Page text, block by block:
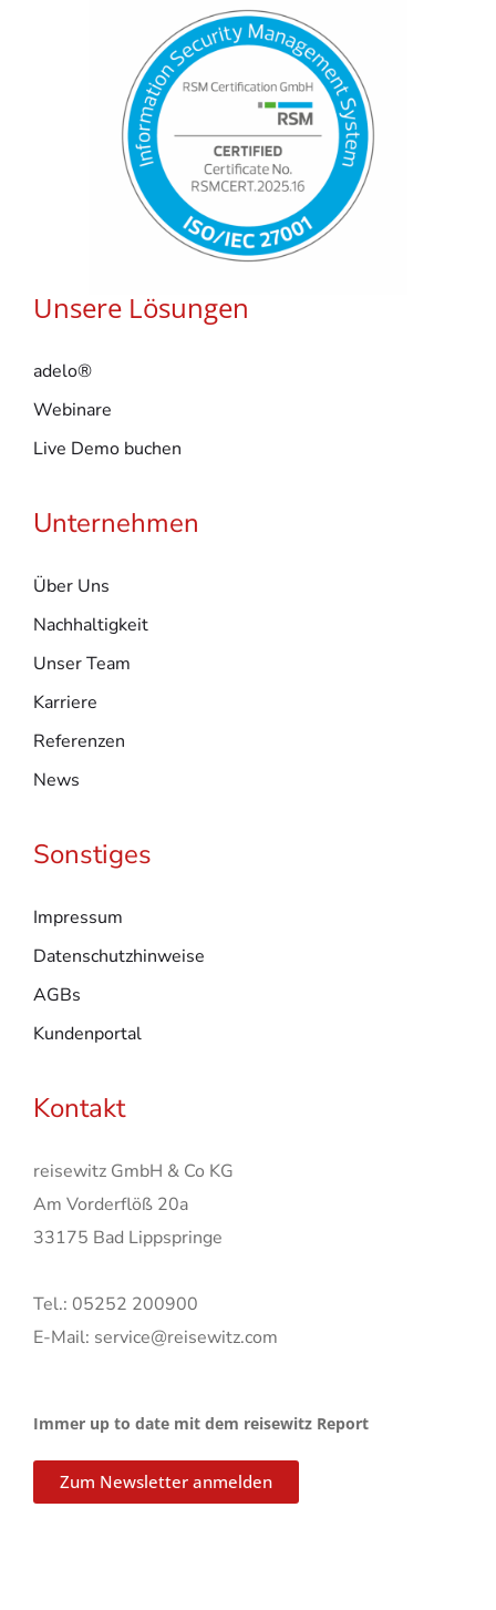
Unsere Lösungen
adelo®
Webinare
Live Demo buchen
Unternehmen
Über Uns
Nachhaltigkeit
Unser Team
Karriere
Referenzen
News
Sonstiges
Impressum
Datenschutzhinweise
AGBs
Kundenportal
Kontakt
reisewitz GmbH & Co KG
Am Vorderflöß 20a
33175 Bad Lippspringe
Tel.: 05252 200900
E-Mail: service@reisewitz.com
Immer up to date mit dem reisewitz Report
Zum Newsletter anmelden